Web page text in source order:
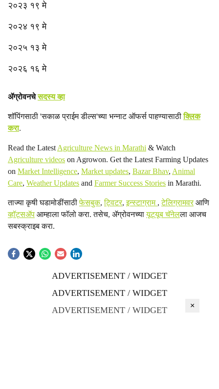
२०२३ १९ मे
२०२४ १९ मे
२०२५ १३ मे
२०२६ १६ मे
ॲग्रोवनचेसदस्य व्हा
शॉपिंगसाठी 'सकाळ प्राईम डील्स'च्या भन्नाट ऑफर्स पाहण्यासाठीक्लिक
करा.
Read the Latest Agriculture News in Marathi & Watch
Agriculture videos on Agrowon. Get the Latest Farming Updates
on Market Intelligence, Market updates, Bazar Bhav, Animal
Care, Weather Updates and Farmer Success Stories in Marathi.
ताज्या कृषी घडामोडींसाठीफेसबुक,ट्विटर,इन्स्टाग्राम ,टेलिग्रामवरआणि
व्हॉट्सॲप आम्हाला फॉलो करा. तसेच, ॲग्रोवनच्यायूट्यूब चॅनेलला आजच
सबस्क्राइब करा.
ADVERTISEMENT / WIDGET
ADVERTISEMENT / WIDGET
ADVERTISEMENT / WIDGET
×